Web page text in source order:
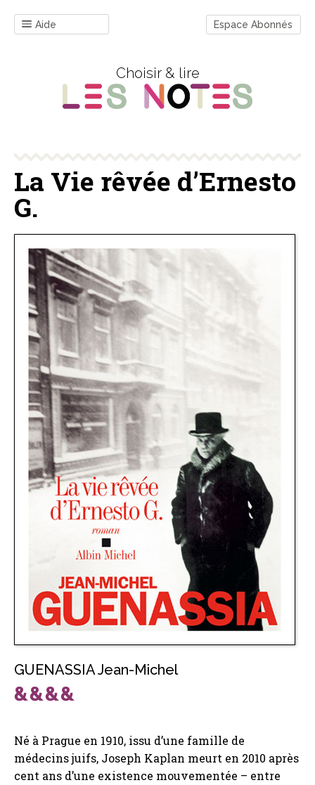
Aide Espace Abonnés
Choisir & lire
La Vie rêvée d’Ernesto
G.
GUENASSIA Jean-Michel
Né à Prague en 1910, issu d’une famille de
médecins juifs, Joseph Kaplan meurt en 2010 après
cent ans d’une existence mouvementée – entre